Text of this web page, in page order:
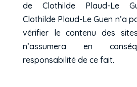
de Clothilde Plaud-Le
Clothilde Plaud-Le Guen n’a
vérifier le contenu des
n’assumera en
responsabilité de ce fait.